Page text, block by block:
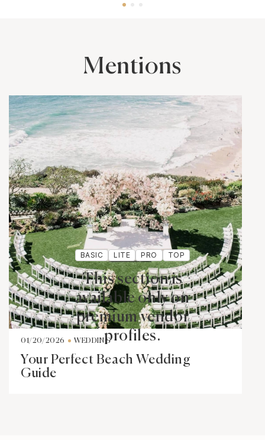
BASIC LITE PRO TOP
This section is
available only on
premium vendor
profiles.
Mentions
01/20/2026 WEDDING
Your Perfect Beach Wedding
Guide